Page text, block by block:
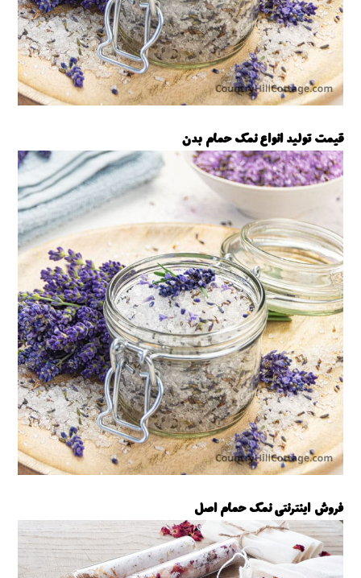
قیمت تولید انواع نمک حمام بدن
تولیدنمک حمام
فروش اینترنتی نمک حمام اصل
فروش نمک حمام